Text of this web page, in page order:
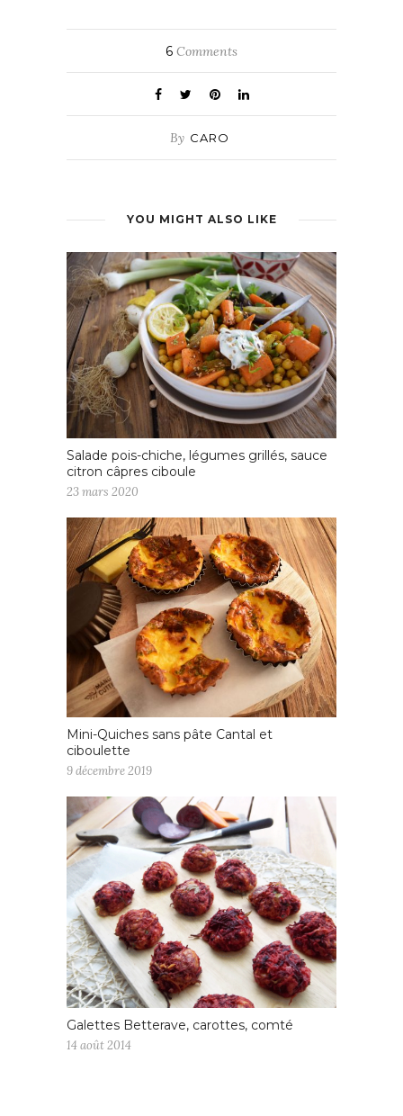
6 Comments
By CARO
YOU MIGHT ALSO LIKE
Salade pois-chiche, légumes grillés, sauce
citron câpres ciboule
23 mars 2020
Mini-Quiches sans pâte Cantal et
ciboulette
9 décembre 2019
Galettes Betterave, carottes, comté
14 août 2014